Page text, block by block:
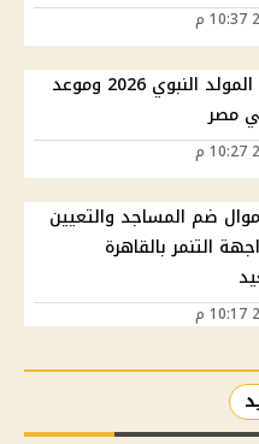
موقف ترحيل إجازة المولد النبوي 2026 وموعد
مصر
ضم المساجد والتعيين
التنمر بالقاهرة